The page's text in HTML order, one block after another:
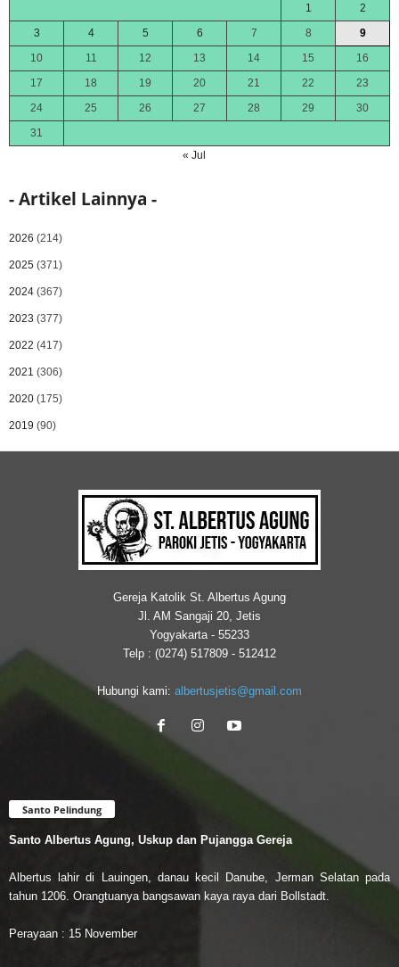
1
2
3
4 5 6 7 8
9
10
11 12 13 14 15
16
17
18 19 20 21 22
23
24
25 26 27 28 29
30
31
« Jul
- Artikel Lainnya -
2026 (214)
2025 (371)
2024 (367)
2023 (377)
2022 (417)
2021 (306)
2020 (175)
2019 (90)
Gereja Katolik St. Albertus Agung
Jl. AM Sangaji 20, Jetis
Yogyakarta - 55233
Telp : (0274) 517809 - 512412
Hubungi kami: albertusjetis@gmail.com
Santo Pelindung
Santo Albertus Agung, Uskup dan Pujangga Gereja
Albertus lahir di Lauingen, danau kecil Danube, Jerman Selatan pada
tahun 1206. Orangtuanya bangsawan kaya raya dari Bollstadt.
Perayaan : 15 November